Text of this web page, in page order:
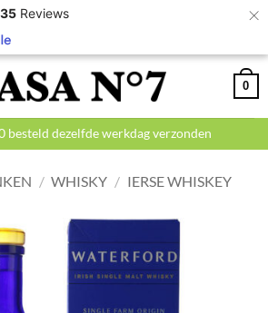
Reviews ×
0
Betaal veilig en achteraf
/ WHISKY / IERSE WHISKEY